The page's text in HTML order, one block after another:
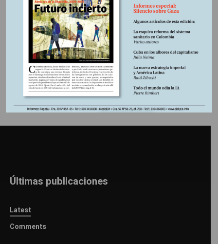
español?
Información adicional
Últimas publicaciones
Latest
Comments